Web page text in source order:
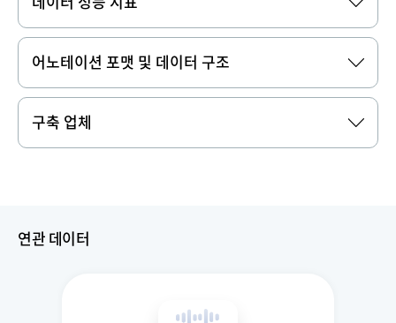
어노테이션 포맷 및 데이터 구조
구축 업체
연관 데이터